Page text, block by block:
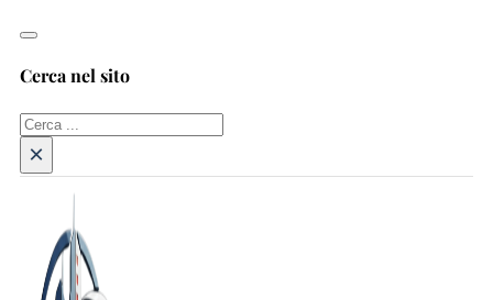
Cerca nel sito
Cerca
×